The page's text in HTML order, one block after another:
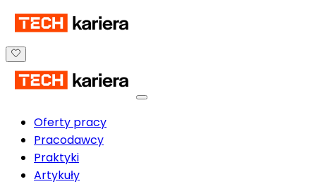
Oferty pracy
Pracodawcy
Praktyki
Artykuły